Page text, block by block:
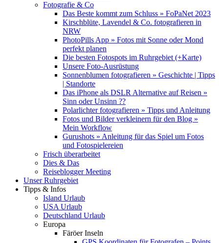
Fotografie & Co
Das Beste kommt zum Schluss » FoPaNet 2023
Kirschblüte, Lavendel & Co. fotografieren in
NRW
PhotoPills App » Fotos mit Sonne oder Mond
perfekt planen
Die besten Fotospots im Ruhrgebiet (+Karte)
Unsere Foto-Ausrüstung
Sonnenblumen fotografieren » Geschichte | Tipps
| Standorte
Das iPhone als DSLR Alternative auf Reisen »
Sinn oder Unsinn ??
Polarlichter fotografieren » Tipps und Anleitung
Fotos und Bilder verkleinern für den Blog »
Mein Workflow
Gurushots » Anleitung für das Spiel um Fotos
und Fotospielereien
Frisch überarbeitet
Dies & Das
Reiseblogger Meeting
Unser Ruhrgebiet
Tipps & Infos
Island Urlaub
USA Urlaub
Deutschland Urlaub
Europa
Färöer Inseln